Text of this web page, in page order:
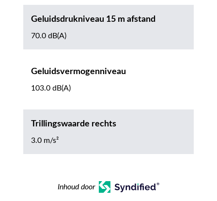
Geluidsdrukniveau 15 m afstand
70.0 dB(A)
Geluidsvermogenniveau
103.0 dB(A)
Trillingswaarde rechts
3.0 m/s²
Inhoud door